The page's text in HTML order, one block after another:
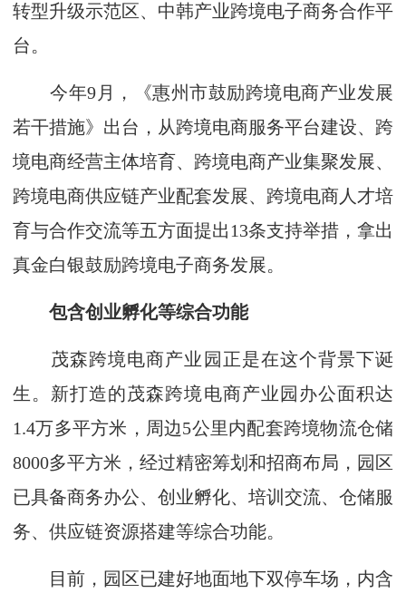
转型升级示范区、中韩产业跨境电子商务合作平
台。
今年9月，《惠州市鼓励跨境电商产业发展
若干措施》出台，从跨境电商服务平台建设、跨
境电商经营主体培育、跨境电商产业集聚发展、
跨境电商供应链产业配套发展、跨境电商人才培
育与合作交流等五方面提出13条支持举措，拿出
真金白银鼓励跨境电子商务发展。
包含创业孵化等综合功能
茂森跨境电商产业园正是在这个背景下诞
生。新打造的茂森跨境电商产业园办公面积达
1.4万多平方米，周边5公里内配套跨境物流仓储
8000多平方米，经过精密筹划和招商布局，园区
已具备商务办公、创业孵化、培训交流、仓储服
务、供应链资源搭建等综合功能。
目前，园区已建好地面地下双停车场，内含